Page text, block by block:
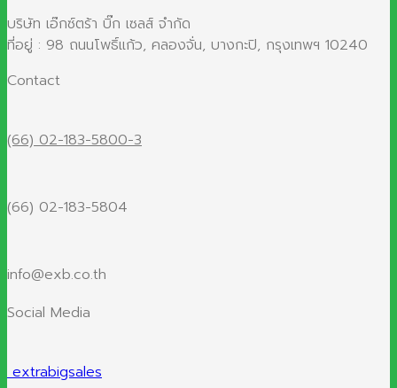
บริษัท เอ๊กซ์ตร้า บิ๊ก เซลส์ จำกัด
ที่อยู่ : 98 ถนนโพธิ์แก้ว, คลองจั่น, บางกะปิ, กรุงเทพฯ 10240
Contact
(66) 02-183-5800-3
(66) 02-183-5804
info@exb.co.th
Social Media
extrabigsales